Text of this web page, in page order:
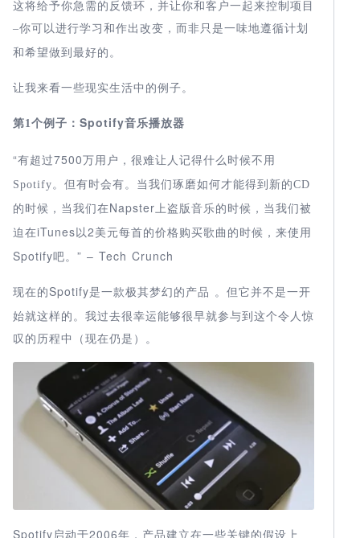
这将给予你急需的反馈环，并让你和客户一起来控制项目
–你可以进行学习和作出改变，而非只是一味地遵循计划
和希望做到最好的。
让我来看一些现实生活中的例子。
第1个例子： Spotify音乐播放器
“有超过7500万用户，很难让人记得什么时候不用
Spotify。但有时会有。当我们琢磨如何才能得到新的CD
的时候，当我们在Napster上盗版音乐的时候，当我们被
迫在iTunes以2 美元每首的价格购买歌曲的时候，来使用
Spotify吧。” – Tech Crunch
现在的Spotify是一款极其梦幻的产品 。但它 并不是一开
始就这样的。我过去很幸运能够很早就参与到这个令人惊
叹的历程中（现在仍是）。
Spotify启动于2006年，产品建立在一些关键的假设上